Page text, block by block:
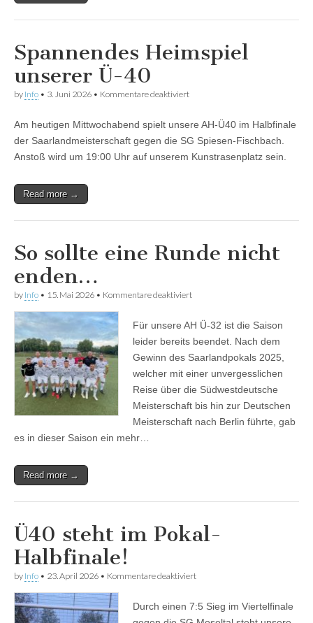
Spannendes Heimspiel
unserer Ü-40
by Info • 3. Juni 2026 • Kommentare deaktiviertfür
unserer
Ü-40
Am heutigen Mittwochabend spielt unsere AH-Ü40 im Halbfinale
der Saarlandmeisterschaft gegen die SG Spiesen-Fischbach.
Anstoß wird um 19:00 Uhr auf unserem Kunstrasenplatz sein.
Read more →
So sollte eine Runde nicht
enden…
by Info • 15. Mai 2026 • Kommentare deaktiviertfür
eine
Runde
enden…
Für unsere AH Ü-32 ist die Saison
leider bereits beendet. Nach dem
Gewinn des Saarlandpokals 2025,
welcher mit einer unvergesslichen
Reise über die Südwestdeutsche
Meisterschaft bis hin zur Deutschen
Meisterschaft nach Berlin führte, gab
es in dieser Saison ein mehr…
Read more →
Ü40 steht im Pokal-
Halbfinale!
by Info • 23. April 2026 • Kommentare deaktiviertfür
im
Pokal-
Durch einen 7:5 Sieg im Viertelfinale